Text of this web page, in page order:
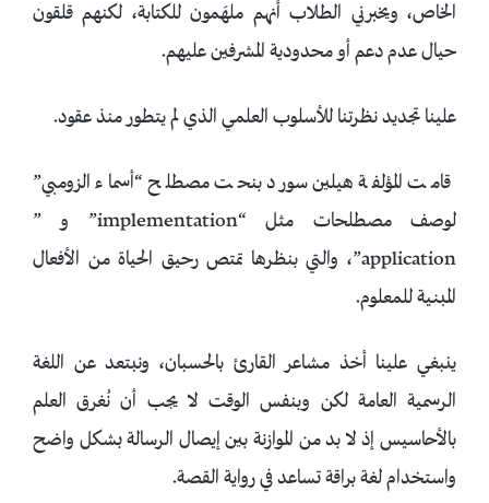
الخاص، ويخبرني الطلاب أنهم ملهَمون للكتابة، لكنهم قلقون
حيال عدم دعم أو محدودية المشرفين عليهم.
علينا تجديد نظرتنا للأسلوب العلمي الذي لم يتطور منذ عقود.
قامت المؤلفة هيلين سورد بنحت مصطلح “أسماء الزومبي”
لوصف مصطلحات مثل “implementation” و ”
application”، والتي بنظرها تمتص رحيق الحياة من الأفعال
المبنية للمعلوم.
ينبغي علينا أخذ مشاعر القارئ بالحسبان، ونبتعد عن اللغة
الرسمية العامة لكن وبنفس الوقت لا يجب أن نُغرق العلم
بالأحاسيس إذ لا بد من الموازنة بين إيصال الرسالة بشكل واضح
واستخدام لغة براقة تساعد في رواية القصة.